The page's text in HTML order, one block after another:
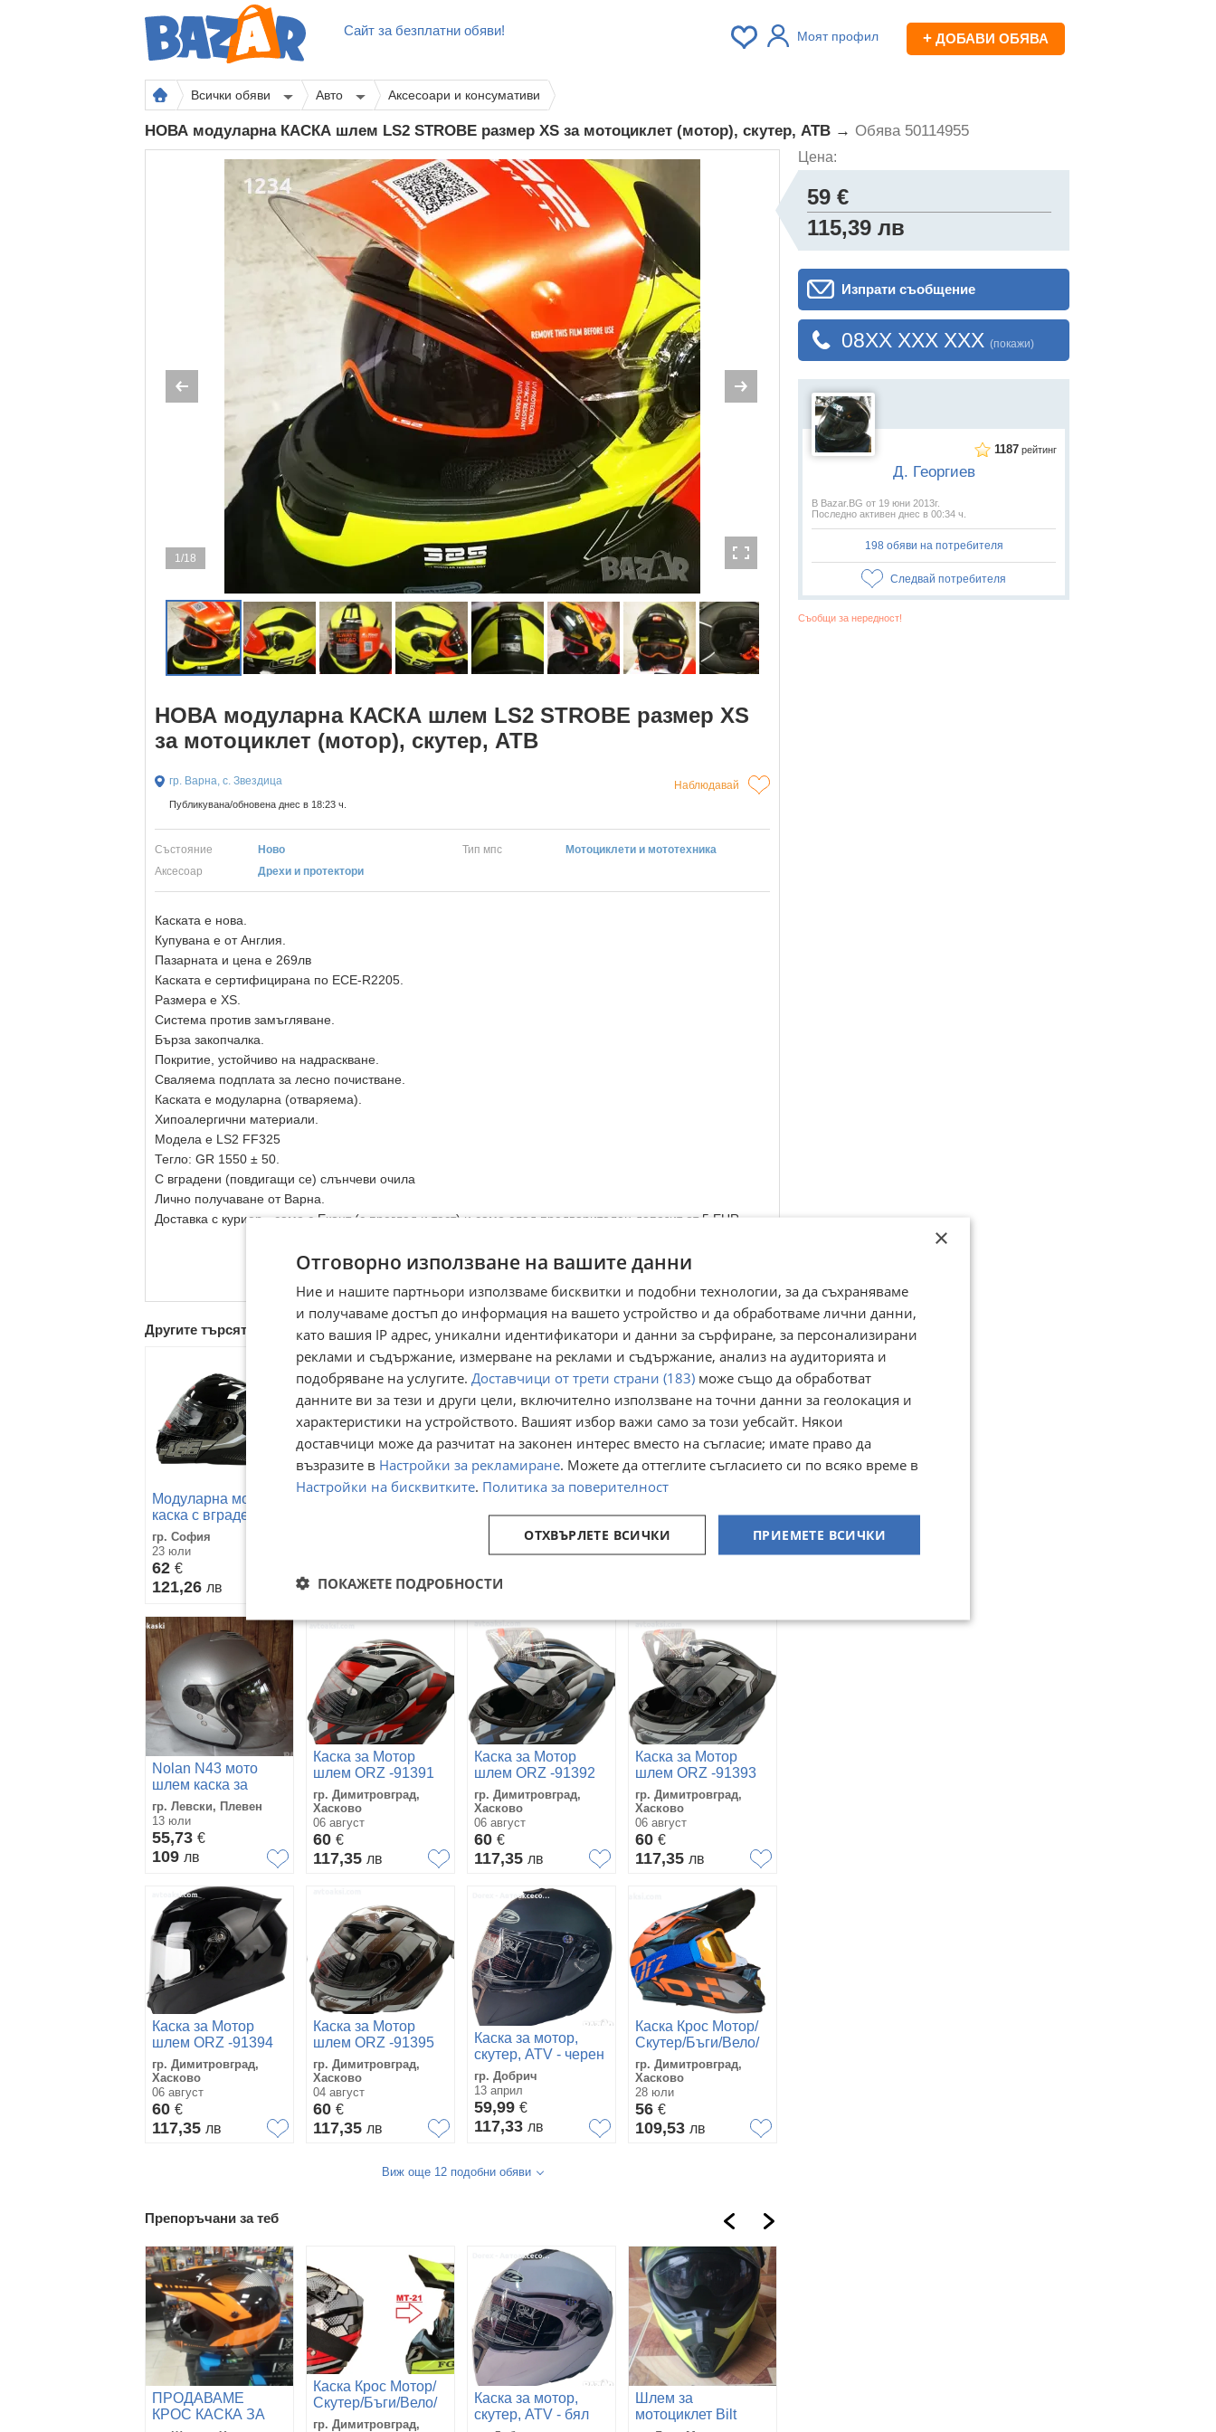
Сайт за безплатни обяви! Моят профил + ДОБАВИ ОБЯВА
Всички обяви Авто Аксесоари и консумативи
НОВА модуларна КАСКА шлем LS2 STROBE размер XS за мотоциклет (мотор), скутер, АТВ → Обява 50114955
1/18
НОВА модуларна КАСКА шлем LS2 STROBE размер XS
за мотоциклет (мотор), скутер, АТВ
гр. Варна, с. Звездица Наблюдавай
Публикувана/обновена днес в 18:23 ч.
Състояние Ново Тип мпс
Мотоциклети и мототехника
Aксесоар
Дрехи и протектори
Каската е нова.
Купувана е от Англия.
Пазарната и цена е 269лв
Каската е сертифицирана по ECE-R2205.
Размера е XS.
Система против замъгляване.
Бърза закопчалка.
Покритие, устойчиво на надраскване.
Сваляема подплата за лесно почистване.
Каската е модуларна (отваряема).
Хипоалергични материали.
Модела е LS2 FF325
Тегло: GR 1550 ± 50.
С вградени (повдигащи се) слънчеви очила
Лично получаване от Варна.
Доставка с куриер - само с Еконт (с преглед и тест) и само след предварителен депозит от 5 EUR.
Преглеждания:
☆
☆
☆
☆
☆
Другите търсят също
Модуларна мото
каска с вградени
очила мотокрос
АТВ скутер мотор
ATV
гр. София
23 юли
62 €
121,26 лв
Каска за мотор,
117,33лв
скутер,мотоциклет.
гр. София, Люлин 2
22 юли
109,53
за мотор скутер
чопър круйзър
гр. Левски, Плевен
13 юли
Nolan N43 мото
шлем каска за
мотор (скутер) с
тъмни очила
гр. Левски, Плевен
13 юли
55,73 €
109 лв
Каска за Мотор
шлем ORZ -91391
гр. Димитровград,
Хасково
06 август
60 €
117,35 лв
Каска за Мотор
шлем ORZ -91392
гр. Димитровград,
Хасково
06 август
60 €
117,35 лв
Каска за Мотор
шлем ORZ -91393
гр. Димитровград,
Хасково
06 август
60 €
117,35 лв
Каска за Мотор
шлем ORZ -91394
гр. Димитровград,
Хасково
06 август
60 €
117,35 лв
Каска за Мотор
шлем ORZ -91395
гр. Димитровград,
Хасково
04 август
60 €
117,35 лв
Каска за мотор,
скутер, ATV - черен
мат - размери M и L
гр. Добрич
13 април
59,99 €
117,33 лв
Каска Крос Мотор/
Скутер/Бъги/Вело/
АТВ-YF126
гр. Димитровград,
Хасково
28 юли
56 €
109,53 лв
Виж още 12 подобни обяви
Препоръчани за теб
ПРОДАВАМЕ
КРОС КАСКА ЗА
Каска Крос Мотор/
Скутер/Бъги/Вело/
АТВ с очила
гр. Димитровград,
Каска за мотор,
скутер, ATV - бял
Шлем за
мотоциклет Bilt
Цена:
59 €
115,39 лв
Изпрати съобщение
08XX XXX XXX (покажи)
1187 рейтинг
Д. Георгиев
В Bazar.BG от 19 юни 2013г.
Последно активен днес в 00:34 ч.
198 обяви на потребителя
Следвай потребителя
Съобщи за нередност!
×
Отговорно използване на вашите данни
Ние и нашите партньори използваме бисквитки и подобни технологии, за да съхраняваме
и получаваме достъп до информация на вашето устройство и да обработваме лични данни,
като вашия IP адрес, уникални идентификатори и данни за сърфиране, за персонализирани
реклами и съдържание, измерване на реклами и съдържание, анализ на аудиторията и
подобряване на услугите. Доставчици от трети страни (183) може също да обработват
данните ви за тези и други цели, включително използване на точни данни за геолокация и
характеристики на устройството. Вашият избор важи само за този уебсайт. Някои
доставчици може да разчитат на законен интерес вместо на съгласие; имате право да
възразите в Настройки за рекламиране. Можете да оттеглите съгласието си по всяко време в
Настройки на бисквитките. Политика за поверителност
ПРИЕМЕТЕ ВСИЧКИ
ОТХВЪРЛЕТЕ ВСИЧКИ
ПОКАЖЕТЕ ПОДРОБНОСТИ